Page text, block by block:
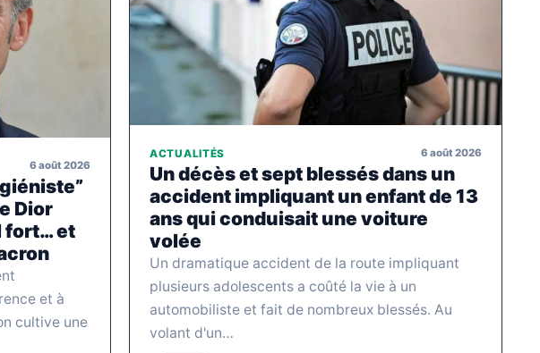
6 août 2026
Dior
fort… et
et à
cultive une
ACTUALITÉS 6 août 2026
Un décès et sept blessés dans un
accident impliquant un enfant de 13
ans qui conduisait une voiture
volée
Un dramatique accident de la route impliquant
plusieurs adolescents a coûté la vie à un
automobiliste et fait de nombreux blessés. Au
volant d'un…